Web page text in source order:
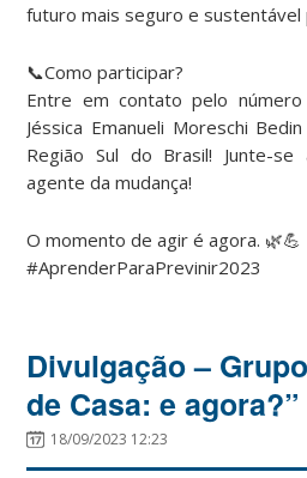
futuro mais seguro e sustentável
📞Como participar?
Entre em contato pelo
Jéssica Emanueli Moreschi
Região Sul do Brasil! Junte-
agente da mudança!
O momento de agir é agora. 🌿💪
#AprenderParaPrevinir2023
Divulgação –
de Casa: e agora?”
18/09/2023 12:23